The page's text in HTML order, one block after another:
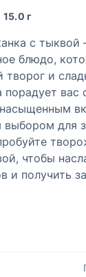
15.0 г
с тыквой
блюдо,
творог и
порадует вас
выбором для
чтобы
и получить